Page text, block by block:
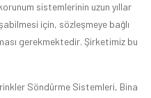
sistemlerinin uzun yıllar
için, sözleşmeye bağlı
gerekmektedir. Şirketimiz bu
Söndürme Sistemleri, Bina